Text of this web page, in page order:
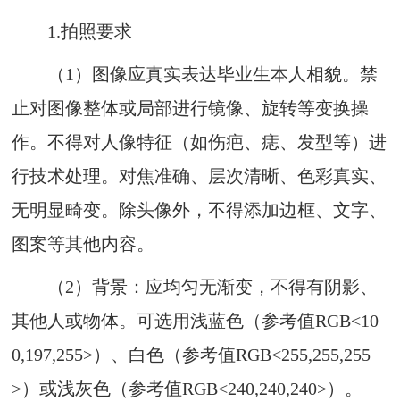
1.拍照要求
（1）
图像应真实表达毕业生本人相貌。禁
止对图像整体或局部进行镜像、旋转等变换操
作。不得对人像特征（如伤疤、痣、发型等）进
行技术处理。对焦准确、层次清晰、色彩真实、
无明显畸变。除头像外，不得添加边框、文字、
图案等其他内容。
（2）背景：应均匀无渐变，不得有阴影、
其他人或物体。可选用浅蓝色（参考值RGB<10
0,197,255>）、白色（参考值RGB<255,255,255
>）或浅灰色（参考值RGB<240,240,240>）。